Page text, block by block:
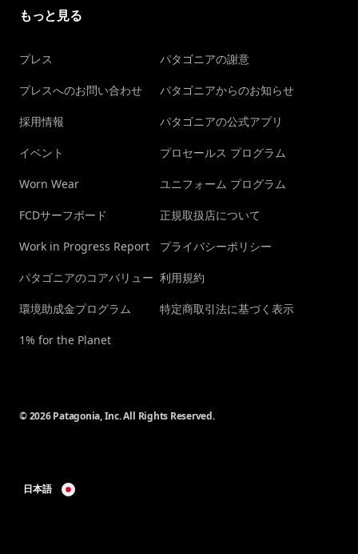
もっと見る
プレス
プレスへのお問い合わせ
採用情報
イベント
Worn Wear
FCDサーフボード
Work in Progress Report
パタゴニアのコアバリュー
環境助成金プログラム
1% for the Planet
パタゴニアの謝意
パタゴニアからのお知らせ
パタゴニアの公式アプリ
プロセールス プログラム
ユニフォーム プログラム
正規取扱店について
プライバシーポリシー
利用規約
特定商取引法に基づく表示
© 2026 Patagonia, Inc. All Rights Reserved.
日本語